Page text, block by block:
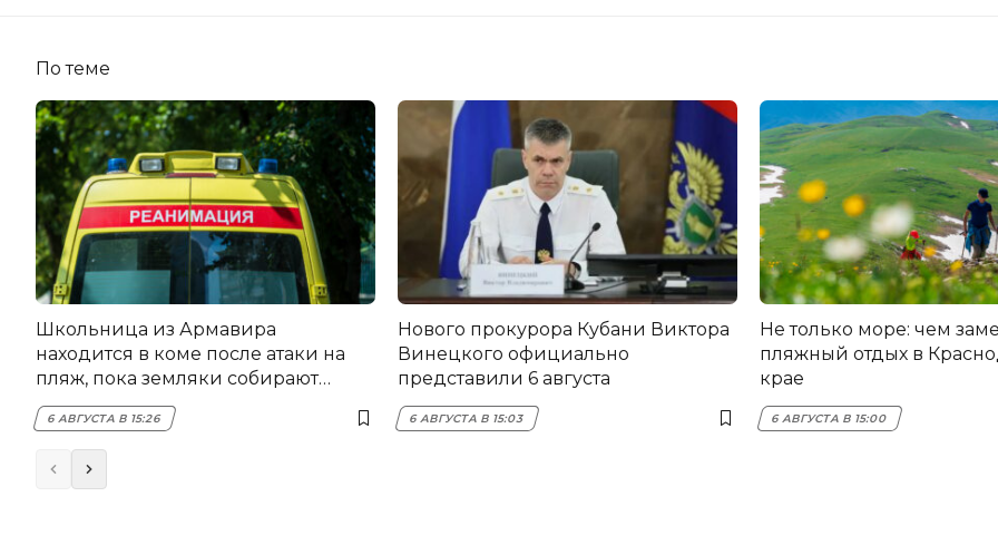
По теме
Школьница из Армавира
находится в коме после атаки на
пляж, пока земляки собирают
помощь
6 АВГУСТА В 15:26
Нового прокурора Кубани Виктора
Винецкого официально
представили 6 августа
6 АВГУСТА В 15:03
Не только море: чем
пляжный отдых в
крае
6 АВГУСТА В 15:00